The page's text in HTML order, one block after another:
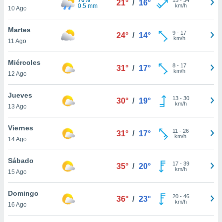
más
nuestra
y
de
disponible
cookies
aceptar
10 Ago
0.5 mm
21° / 16°
km/h
Martes
11 Ago
24° / 14° 9- 17
km/h
Miércoles
12 Ago
31° / 17° 8- 17
km/h
Jueves
13 Ago
30° / 19° 13- 30
km/h
Viernes
14 Ago
31° / 17° 11 - 26
km/h
Sábado
15 Ago
35° / 20° 17- 39
km/h
Domingo
16 Ago
36° / 23° 20- 46
km/h